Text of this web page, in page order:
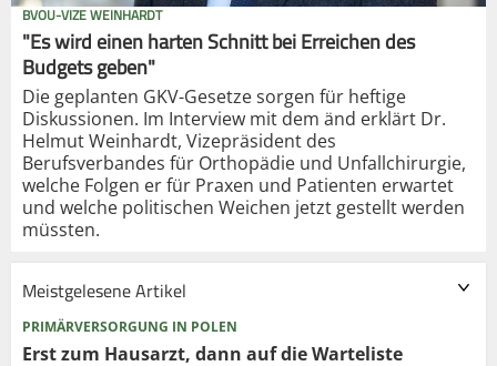
BVOU-VIZE WEINHARDT
"Es wird einen harten Schnitt bei Erreichen des
Budgets geben"
Die geplanten GKV-Gesetze sorgen für heftige
Diskussionen. Im Interview mit dem änd erklärt Dr.
Helmut Weinhardt, Vizepräsident des
Berufsverbandes für Orthopädie und Unfallchirurgie,
welche Folgen er für Praxen und Patienten erwartet
und welche politischen Weichen jetzt gestellt werden
müssten.
Meistgelesene Artikel
PRIMÄRVERSORGUNG IN POLEN
Erst zum Hausarzt, dann auf die Warteliste